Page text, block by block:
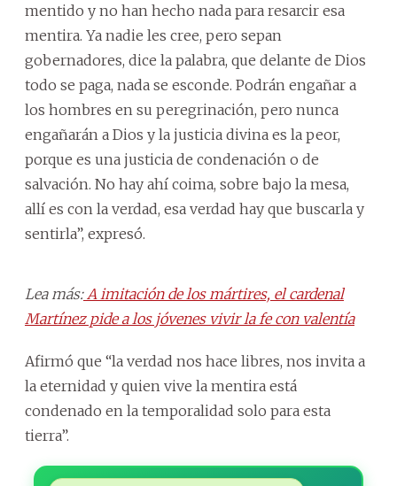
mentido y no han hecho nada para resarcir esa
mentira. Ya nadie les cree, pero sepan
gobernadores, dice la palabra, que delante de Dios
todo se paga, nada se esconde. Podrán engañar a
los hombres en su peregrinación, pero nunca
engañarán a Dios y la justicia divina es la peor,
porque es una justicia de condenación o de
salvación. No hay ahí coima, sobre bajo la mesa,
allí es con la verdad, esa verdad hay que buscarla y
sentirla”, expresó.
Lea más:A imitación de los mártires, el cardenal
Martínez pide a los jóvenes vivir la fe con valentía
Afirmó que “la verdad nos hace libres, nos invita a
la eternidad y quien vive la mentira está
condenado en la temporalidad solo para esta
tierra”.